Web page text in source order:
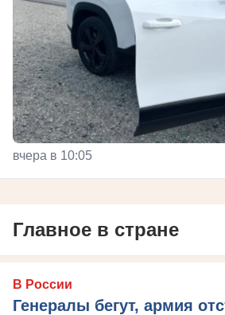
вчера в 10:05
Главное в стране
В России
Генералы бегут, армия